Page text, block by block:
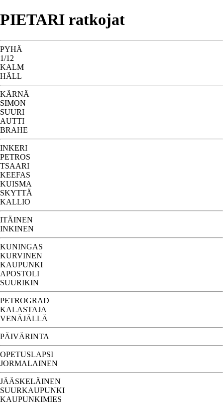
PIETARI ratkojat
PYHÄ
1/12
KALM
HÄLL
KÄRNÄ
SIMON
SUURI
AUTTI
BRAHE
INKERI
PETROS
TSAARI
KEEFAS
KUISMA
SKYTTÄ
KALLIO
ITÄINEN
INKINEN
KUNINGAS
KURVINEN
KAUPUNKI
APOSTOLI
SUURIKIN
PETROGRAD
KALASTAJA
VENÄJÄLLÄ
PÄIVÄRINTA
OPETUSLAPSI
JORMALAINEN
JÄÄSKELÄINEN
SUURKAUPUNKI
KAUPUNKIMIES